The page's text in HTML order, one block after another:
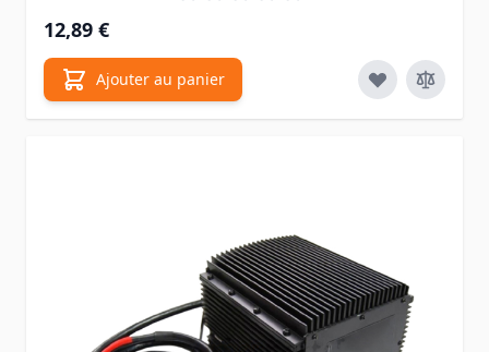
12,89 €
Ajouter au panier